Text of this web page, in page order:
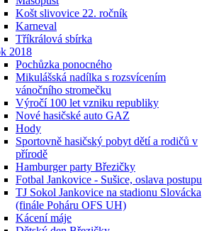
Košt slivovice 22. ročník
Karneval
Tříkrálová sbírka
2018
Pochůzka ponocného
Mikulášská nadílka s rozsvícením
vánočního stromečku
Výročí 100 let vzniku republiky
Nové hasičské auto GAZ
Hody
Sportovně hasičský pobyt dětí a rodičů v
přírodě
Hamburger party Březičky
Fotbal Jankovice - Sušice, oslava postupu
TJ Sokol Jankovice na stadionu Slovácka
(finále Poháru OFS UH)
Kácení máje